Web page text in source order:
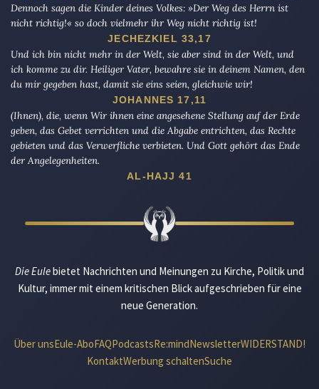
Dennoch sagen die Kinder deines Volkes: »Der Weg des Herrn ist
nicht richtig!« so doch vielmehr ihr Weg nicht richtig ist!
JECHEZKIEL 33,17
Und ich bin nicht mehr in der Welt, sie aber sind in der Welt, und
ich komme zu dir. Heiliger Vater, bewahre sie in deinem Namen, den
du mir gegeben hast, damit sie eins seien, gleichwie wir!
JOHANNES 17,11
(Ihnen), die, wenn Wir ihnen eine angesehene Stellung auf der Erde
geben, das Gebet verrichten und die Abgabe entrichten, das Rechte
gebieten und das Verwerfliche verbieten. Und Gott gehört das Ende
der Angelegenheiten.
AL-HAJJ 41
Die Eulebietet Nachrichten und Meinungen zu Kirche, Politik und
Kultur, immer mit einem kritischen Blick aufgeschrieben für eine
neue Generation.
Über unsEule-AboFAQPodcastsRe:mindNewsletterWIDERSTAND!
KontaktWerbung schaltenSuche